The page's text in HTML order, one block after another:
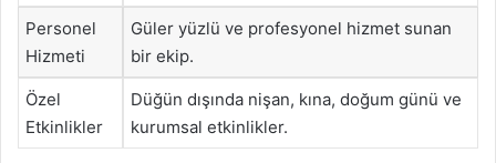
Personel
Hizmeti
Güler yüzlü ve profesyonel hizmet sunan
bir ekip.
Özel
Etkinlikler
Düğün dışında nişan, kına, doğum günü ve
kurumsal etkinlikler.